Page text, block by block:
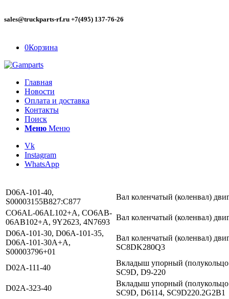
sales@truckparts-rf.ru +7(495) 137-76-26
0Корзина
Главная
Новости
Оплата и доставка
Контакты
Поиск
Меню Меню
Vk
Instagram
WhatsApp
D06A-101-40,
S00003155B827:C877
Вал коленчатый (коленвал)
CO6AL-06AL102+A, CO6AB-
06AB102+A, 9Y2623, 4N7693
Вал коленчатый (коленвал)
D06A-101-30, D06A-101-35,
D06A-101-30A+A,
S00003796+01
Вал коленчатый (коленвал)
SC8DK280Q3
D02A-111-40
Вкладыш упорный (полукольцо
SC9D, D9-220
D02A-323-40
Вкладыш упорный (полукольцо
SC9D, D6114, SC9D220.2G2B1